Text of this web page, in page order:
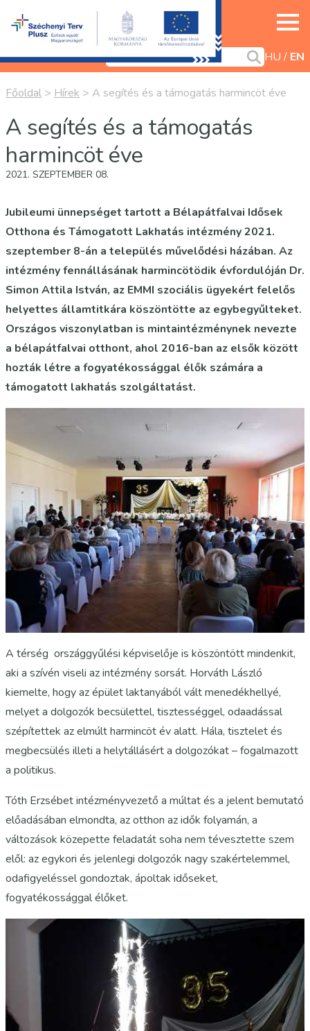
HU EN
Főoldal > Hírek > A segítés és a támogatás harmincöt éve
A segítés és a támogatás
harmincöt éve
2021. SZEPTEMBER 08.
Jubileumi ünnepséget tartott a Bélapátfalvai Idősek
Otthona és Támogatott Lakhatás intézmény 2021.
szeptember 8-án a település művelődési házában. Az
intézmény fennállásának harmincötödik évfordulóján Dr.
Simon Attila István, az EMMI szociális ügyekért felelős
helyettes államtitkára köszöntötte az egybegyűlteket.
Országos viszonylatban is mintaintézménynek nevezte
a bélapátfalvai otthont, ahol 2016-ban az elsők között
hozták létre a fogyatékossággal élők számára a
támogatott lakhatás szolgáltatást.
A térség országgyűlési képviselője is köszöntött mindenkit,
aki a szívén viseli az intézmény sorsát. Horváth László
kiemelte, hogy az épület laktanyából vált menedékhellyé,
melyet a dolgozók becsülettel, tisztességgel, odaadással
szépítettek az elmúlt harmincöt év alatt. Hála, tisztelet és
megbecsülés illeti a helytállásért a dolgozókat – fogalmazott
a politikus.
Tóth Erzsébet intézményvezető a múltat és a jelent bemutató
előadásában elmondta, az otthon az idők folyamán, a
változások közepette feladatát soha nem tévesztette szem
elől: az egykori és jelenlegi dolgozók nagy szakértelemmel,
odafigyeléssel gondoztak, ápoltak időseket,
fogyatékossággal élőket.